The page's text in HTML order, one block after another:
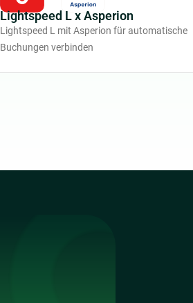
Lightspeed L x Asperion
Lightspeed L mit Asperion für automatische
Buchungen verbinden